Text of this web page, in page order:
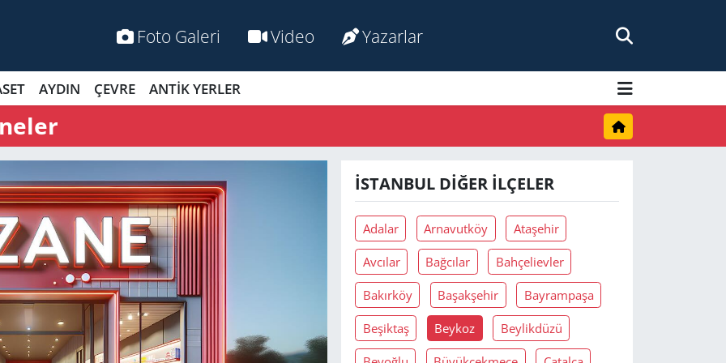
Foto Galeri Video Yazarlar
AYDIN ÇEVRE ANTİK YERLER
İSTANBUL DIĞER İLÇELER
Adalar Arnavutköy Ataşehir
Avcılar Bağcılar Bahçelievler
Bakırköy Başakşehir Bayrampaşa
Beşiktaş Beykoz Beylikdüzü